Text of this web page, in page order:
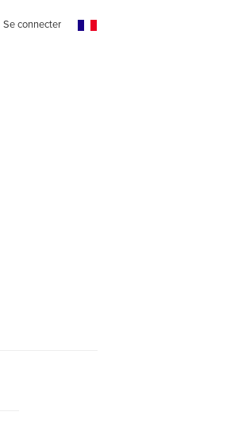
Se connecter